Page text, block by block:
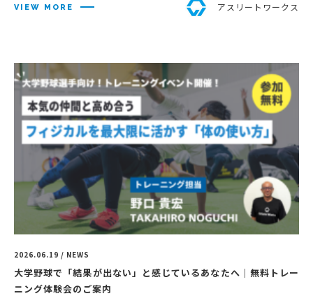
VIEW MORE アスリートワークス
2026.06.19 / NEWS
大学野球で「結果が出ない」と感じているあなたへ｜無料トレー
ニング体験会のご案内